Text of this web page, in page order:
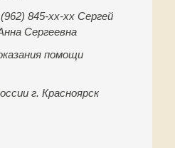
845-хх-хх Сергей
Сергеевна
помощи
г. Красноярск